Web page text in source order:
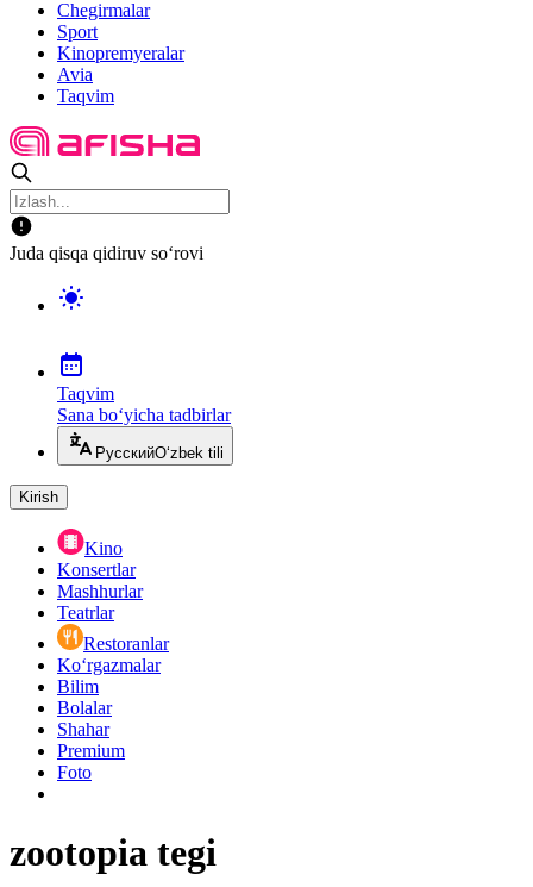
Chegirmalar
Sport
Kinopremyeralar
Avia
Taqvim
Juda qisqa qidiruv so‘rovi
Taqvim
Sana bo‘yicha tadbirlar
РусскийO‘zbek tili
Kirish
Kino
Konsertlar
Mashhurlar
Teatrlar
Restoranlar
Ko‘rgazmalar
Bilim
Bolalar
Shahar
Premium
Foto
zootopia tegi